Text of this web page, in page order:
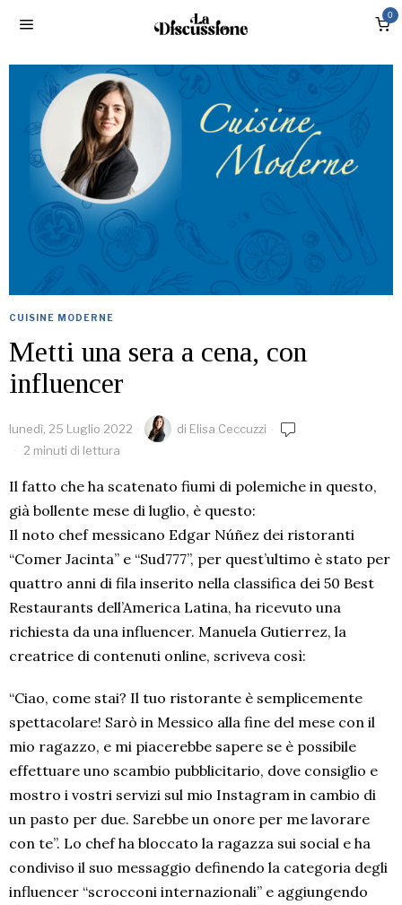
0
CUISINE MODERNE
Metti una sera a cena, con
influencer
lunedì, 25 Luglio 2022 di Elisa Ceccuzzi
2 minuti di lettura
Il fatto che ha scatenato fiumi di polemiche in questo,
già bollente mese di luglio, è questo:
Il noto chef messicano Edgar Núñez dei ristoranti
“Comer Jacinta” e “Sud777”, per quest’ultimo è stato per
quattro anni di fila inserito nella classifica dei 50 Best
Restaurants dell’America Latina, ha ricevuto una
richiesta da una influencer. Manuela Gutierrez, la
creatrice di contenuti online, scriveva così:
“Ciao, come stai? Il tuo ristorante è semplicemente
spettacolare! Sarò in Messico alla fine del mese con il
mio ragazzo, e mi piacerebbe sapere se è possibile
effettuare uno scambio pubblicitario, dove consiglio e
mostro i vostri servizi sul mio Instagram in cambio di
un pasto per due. Sarebbe un onore per me lavorare
con te”. Lo chef ha bloccato la ragazza sui social e ha
condiviso il suo messaggio definendo la categoria degli
influencer “scrocconi internazionali” e aggiungendo